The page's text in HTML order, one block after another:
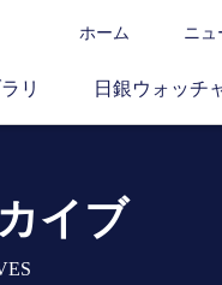
ホーム ニュ
リ 日銀ウォッチ
イブ